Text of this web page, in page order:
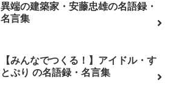
異端の建築家・安藤忠雄の名語録・
名言集
【みんなでつくる！】アイドル・す
とぷり の名語録・名言集